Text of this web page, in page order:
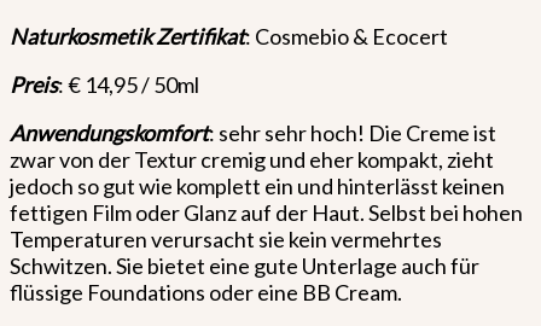
Naturkosmetik Zertifikat: Cosmebio & Ecocert
Preis: € 14,95 / 50ml
Anwendungskomfort: sehr sehr hoch! Die Creme ist
zwar von der Textur cremig und eher kompakt, zieht
jedoch so gut wie komplett ein und hinterlässt keinen
fettigen Film oder Glanz auf der Haut. Selbst bei hohen
Temperaturen verursacht sie kein vermehrtes
Schwitzen. Sie bietet eine gute Unterlage auch für
flüssige Foundations oder eine BB Cream.